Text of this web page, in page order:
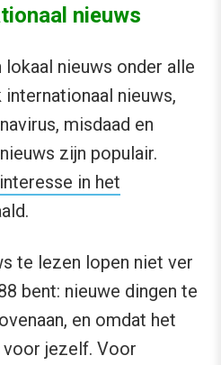
nieuws
nieuws onder alle
nieuws,
misdaad en
zijn populair.
interesse in het
te lezen lopen niet ver
bent: nieuwe dingen te
en omdat het
jezelf. Voor